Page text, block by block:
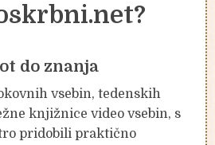
do znanja
vsebin, tedenskih
knjižnice video vsebin, s
pridobili praktično